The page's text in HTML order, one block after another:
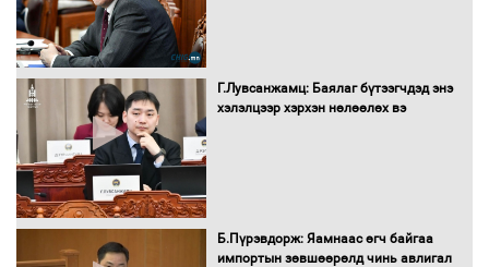
Монгол Улс “COP17”-д “Тал хээрийн
төлөвлөгөө”-гөө танилцуулна
худалдан авах журмыг баталлаа
Г.Лувсанжамц: Баялаг бүтээгчдэд энэ
хэлэлцээр хэрхэн нөлөөлөх вэ
Б.Пүрэвдорж: Яамнаас өгч байгаа
импортын зөвшөөрөлд чинь авлигал